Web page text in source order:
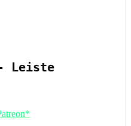
Leiste